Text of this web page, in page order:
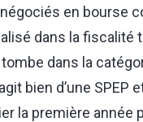
en bourse
dans la fiscalité
dans la
bien d’une
la première année